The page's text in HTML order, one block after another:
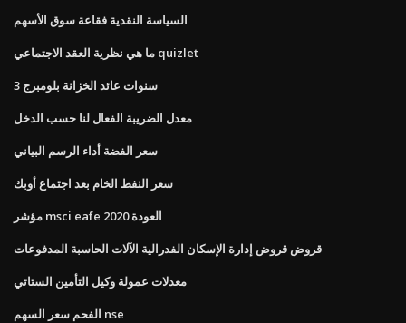
السياسة النقدية فقاعة سوق الأسهم
ما هي نظرية العقد الاجتماعي quizlet
3 سنوات عائد الخزانة بلومبرج
معدل الضريبة الفعال لنا حسب الدخل
سعر الفضة أداء الرسم البياني
سعر النفط الخام بعد اجتماع أوبك
مؤشر msci eafe 2020 العودة
قروض قروض إدارة الإسكان الفدرالية الآلات الحاسبة المدفوعات
معدلات عمولة وكيل التأمين الستاتي
الفحم سعر السهم nse